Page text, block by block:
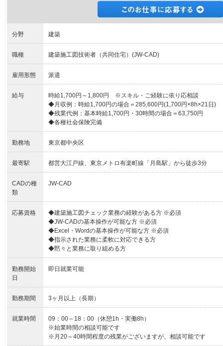
分野 建築
職種 建築施工図技術者（共同住宅）(JW-CAD)
雇用形態 派遣
給与
時給1,700円～1,800円 ※スキル・ご経験に依り応相談
◆月収例：時給1,700円の場合＝285,600円(1,700円×8h×21日)
◆残業代例：基本時給1,700円・30時間の場合＝63,750円
◆各種社会保険完備
勤務地 東京都中央区
最寄駅 都営大江戸線、東京メトロ有楽町線「月島駅」から徒歩3分
CADの種
類
JW-CAD
応募資格
◆建築施工図チェック業務の経験がある方 ※必須
◆JW-CADの基本操作が可能な方 ※必須
◆Excel・Wordの基本操作が可能な方 ※必須
◆指示された業務に柔軟に対応できる方
◆黙々と業務に取り組める方
勤務開始
日
即日就業可能
勤務期間 3ヶ月以上（長期）
就業時間
09：00～18：00（休憩1h・実働8h）
※始業時間の相談可能です
※月20～40時間程度の残業がございますが、相談可能です